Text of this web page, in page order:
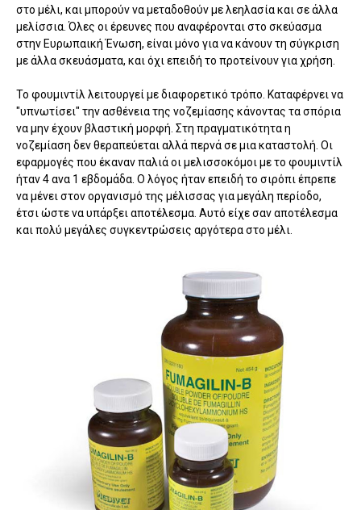
στο μέλι, και μπορούν να μεταδοθούν με λεηλασία και σε άλλα
μελίσσια. Όλες οι έρευνες που αναφέρονται στο σκεύασμα
στην Ευρωπαική Ένωση, είναι μόνο για να κάνουν τη σύγκριση
με άλλα σκευάσματα, και όχι επειδή το προτείνουν για χρήση.
Το φουμιντίλ λειτουργεί με διαφορετικό τρόπο. Καταφέρνει να
"υπνωτίσει" την ασθένεια της νοζεμίασης κάνοντας τα σπόρια
να μην έχουν βλαστική μορφή. Στη πραγματικότητα η
νοζεμίαση δεν θεραπεύεται αλλά περνά σε μια καταστολή. Οι
εφαρμογές που έκαναν παλιά οι μελισσοκόμοι με το φουμιντίλ
ήταν 4 ανα 1 εβδομάδα. Ο λόγος ήταν επειδή το σιρόπι έπρεπε
να μένει στον οργανισμό της μέλισσας για μεγάλη περίοδο,
έτσι ώστε να υπάρξει αποτέλεσμα. Αυτό είχε σαν αποτέλεσμα
και πολύ μεγάλες συγκεντρώσεις αργότερα στο μέλι.